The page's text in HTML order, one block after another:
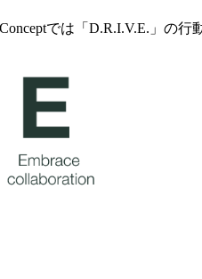
では「D.R.I.V.E.」の行